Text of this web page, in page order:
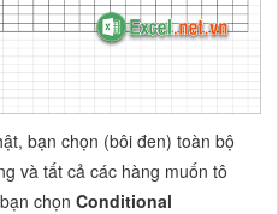
bạn chọn (bôi đen) toàn bộ
và tất cả các hàng muốn tô
chọnConditional